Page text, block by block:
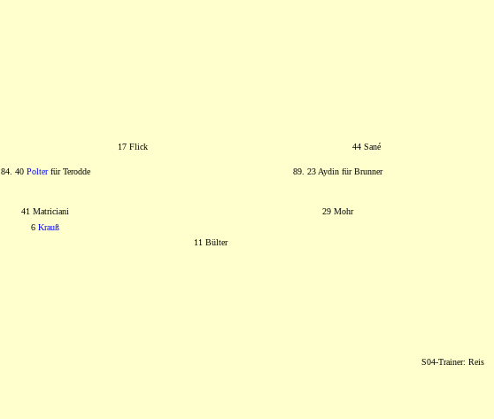
17 Flick 44 Sané
84. 40 Polterfür Terodde 89. 23 Aydin für Brunner
41 Matriciani
29 Mohr
6 Krauß
11 Bülter
S04-Trainer: Reis